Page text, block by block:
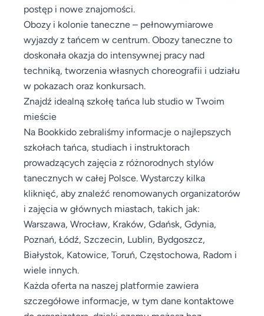
postęp i nowe znajomości.
Obozy i kolonie taneczne – pełnowymiarowe
wyjazdy z tańcem w centrum. Obozy taneczne to
doskonała okazja do intensywnej pracy nad
techniką, tworzenia własnych choreografii i udziału
w pokazach oraz konkursach.
Znajdź idealną szkołę tańca lub studio w Twoim
mieście
Na Bookkido zebraliśmy informacje o najlepszych
szkołach tańca, studiach i instruktorach
prowadzących zajęcia z różnorodnych stylów
tanecznych w całej Polsce. Wystarczy kilka
kliknięć, aby znaleźć renomowanych organizatorów
i zajęcia w głównych miastach, takich jak:
Warszawa, Wrocław, Kraków, Gdańsk, Gdynia,
Poznań, Łódź, Szczecin, Lublin, Bydgoszcz,
Białystok, Katowice, Toruń, Częstochowa, Radom i
wiele innych.
Każda oferta na naszej platformie zawiera
szczegółowe informacje, w tym dane kontaktowe